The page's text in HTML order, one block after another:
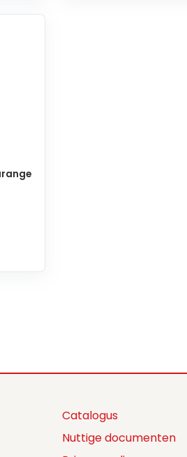
Catalogus
Nuttige documenten